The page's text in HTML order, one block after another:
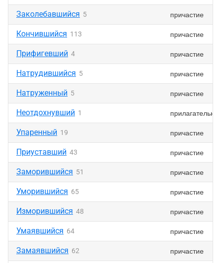
Заколебавшийся 5 причастие
Кончившийся 113 причастие
Прифигевший 4 причастие
Натрудившийся 5 причастие
Натруженный 5 причастие
Неотдохнувший 1
Упаренный 19 причастие
Приуставший 43 причастие
Заморившийся 51 причастие
Уморившийся 65 причастие
Изморившийся 48 причастие
Умаявшийся 64 причастие
Замаявшийся 62 причастие